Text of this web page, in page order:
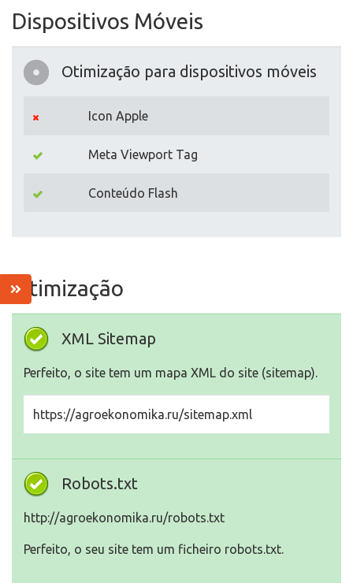
Dispositivos Móveis
Otimização para dispositivos móveis
Icon Apple
Meta Viewport Tag
Conteúdo Flash
Otimização
XML Sitemap
Perfeito, o site tem um mapa XML do site (sitemap).
https://agroekonomika.ru/sitemap.xml
Robots.txt
http://agroekonomika.ru/robots.txt
Perfeito, o seu site tem um ficheiro robots.txt.